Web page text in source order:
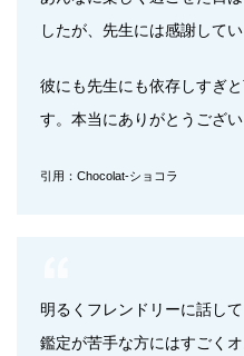
したが、先生には感謝してい
彼にも先生にも依存しすぎ
す。本当にありがとうござい
引用：Chocolat-ショコラ
明るくフレンドリーに話し
鑑定が苦手な方にはすごくオ